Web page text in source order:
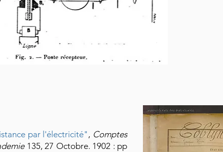
par l'électricité", Comptes
135, 27 Octobre. 1902 : pp